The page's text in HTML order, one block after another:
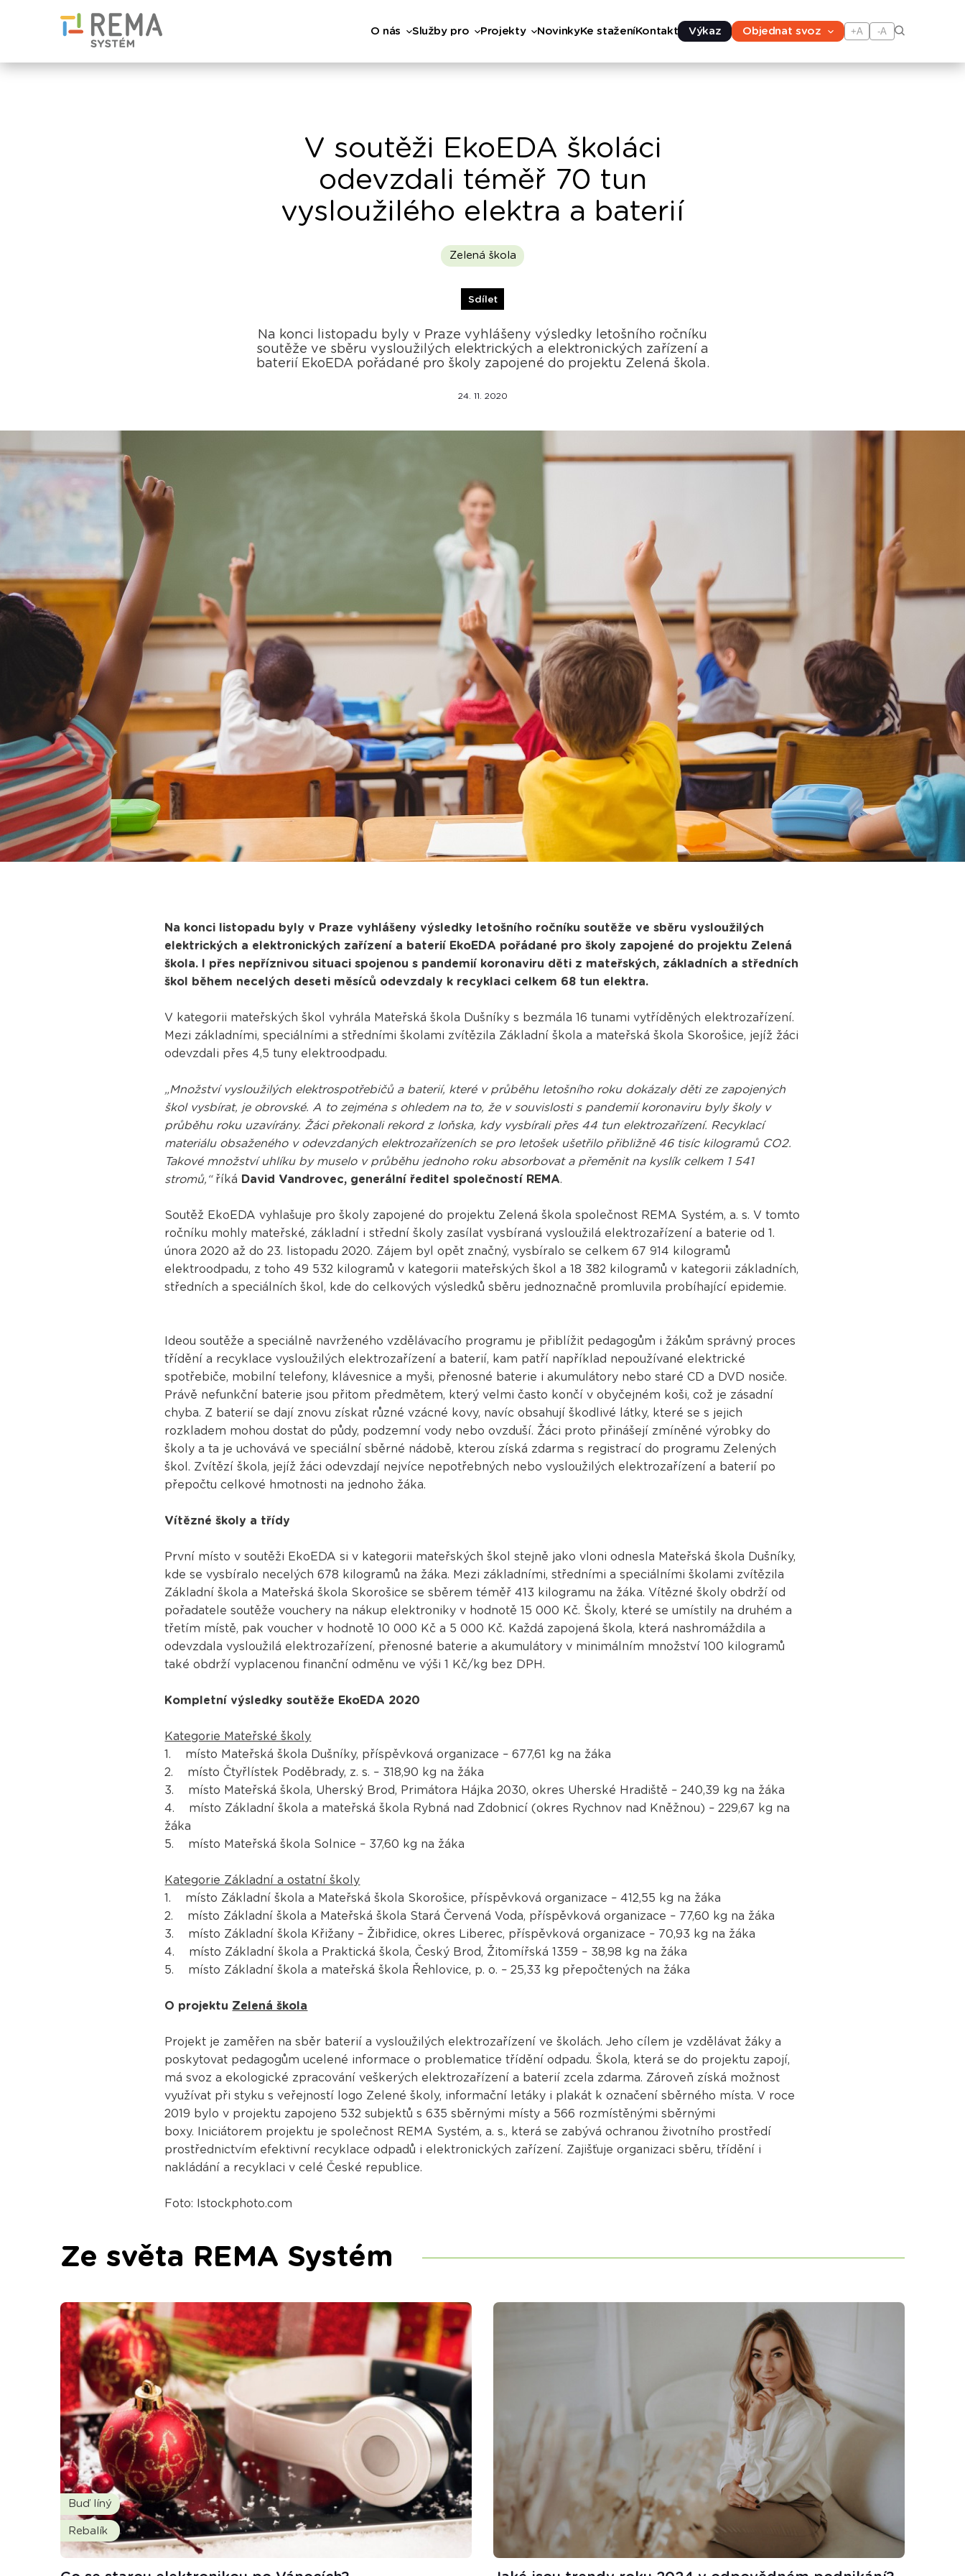
O nás Služby pro Projekty NovinkyKe staženíKontakt Výkaz Objednat svoz +A -A
V soutěži EkoEDA školáci
odevzdali téměř 70 tun
vysloužilého elektra a baterií
Zelená škola
Sdílet
Na konci listopadu byly v Praze vyhlášeny výsledky letošního ročníku
soutěže ve sběru vysloužilých elektrických a elektronických zařízení a
baterií EkoEDA pořádané pro školy zapojené do projektu Zelená škola.
24. 11. 2020
Na konci listopadu byly v Praze vyhlášeny výsledky letošního ročníku soutěže ve sběru vysloužilých
elektrických a elektronických zařízení a baterií EkoEDA pořádané pro školy zapojené do projektu Zelená
škola. I přes nepříznivou situaci spojenou s pandemií koronaviru děti z mateřských, základních a středních
škol během necelých deseti měsíců odevzdaly k recyklaci celkem 68 tun elektra.
V kategorii mateřských škol vyhrála Mateřská škola Dušníky s bezmála 16 tunami vytříděných elektrozařízení.
Mezi základními, speciálními a středními školami zvítězila Základní škola a mateřská škola Skorošice, jejíž žáci
odevzdali přes 4,5 tuny elektroodpadu.
„Množství vysloužilých elektrospotřebičů a baterií, které v průběhu letošního roku dokázaly děti ze zapojených
škol vysbírat, je obrovské. A to zejména s ohledem na to, že v souvislosti s pandemií koronaviru byly školy v
průběhu roku uzavírány. Žáci překonali rekord z loňska, kdy vysbírali přes 44 tun elektrozařízení. Recyklací
materiálu obsaženého v odevzdaných elektrozařízeních se pro letošek ušetřilo přibližně 46 tisíc kilogramů CO2.
Takové množství uhlíku by muselo v průběhu jednoho roku absorbovat a přeměnit na kyslík celkem 1 541
stromů,“říká David Vandrovec, generální ředitel společností REMA.
Soutěž EkoEDA vyhlašuje pro školy zapojené do projektu Zelená škola společnost REMA Systém, a. s. V tomto
ročníku mohly mateřské, základní i střední školy zasílat vysbíraná vysloužilá elektrozařízení a baterie od 1.
února 2020 až do 23. listopadu 2020. Zájem byl opět značný, vysbíralo se celkem 67 914 kilogramů
elektroodpadu, z toho 49 532 kilogramů v kategorii mateřských škol a 18 382 kilogramů v kategorii základních,
středních a speciálních škol, kde do celkových výsledků sběru jednoznačně promluvila probíhající epidemie.
Ideou soutěže a speciálně navrženého vzdělávacího programu je přiblížit pedagogům i žákům správný proces
třídění a recyklace vysloužilých elektrozařízení a baterií, kam patří například nepoužívané elektrické
spotřebiče, mobilní telefony, klávesnice a myši, přenosné baterie i akumulátory nebo staré CD a DVD nosiče.
Právě nefunkční baterie jsou přitom předmětem, který velmi často končí v obyčejném koši, což je zásadní
chyba. Z baterií se dají znovu získat různé vzácné kovy, navíc obsahují škodlivé látky, které se s jejich
rozkladem mohou dostat do půdy, podzemní vody nebo ovzduší. Žáci proto přinášejí zmíněné výrobky do
školy a ta je uchovává ve speciální sběrné nádobě, kterou získá zdarma s registrací do programu Zelených
škol. Zvítězí škola, jejíž žáci odevzdají nejvíce nepotřebných nebo vysloužilých elektrozařízení a baterií po
přepočtu celkové hmotnosti na jednoho žáka.
Vítězné školy a třídy
První místo v soutěži EkoEDA si v kategorii mateřských škol stejně jako vloni odnesla Mateřská škola Dušníky,
kde se vysbíralo necelých 678 kilogramů na žáka. Mezi základními, středními a speciálními školami zvítězila
Základní škola a Mateřská škola Skorošice se sběrem téměř 413 kilogramu na žáka. Vítězné školy obdrží od
pořadatele soutěže vouchery na nákup elektroniky v hodnotě 15 000 Kč. Školy, které se umístily na druhém a
třetím místě, pak voucher v hodnotě 10 000 Kč a 5 000 Kč. Každá zapojená škola, která nashromáždila a
odevzdala vysloužilá elektrozařízení, přenosné baterie a akumulátory v minimálním množství 100 kilogramů
také obdrží vyplacenou finanční odměnu ve výši 1 Kč/kg bez DPH.
Kompletní výsledky soutěže EkoEDA 2020
Kategorie Mateřské školy
1. místo Mateřská škola Dušníky, příspěvková organizace – 677,61 kg na žáka
2. místo Čtyřlístek Poděbrady, z. s. – 318,90 kg na žáka
3. místo Mateřská škola, Uherský Brod, Primátora Hájka 2030, okres Uherské Hradiště – 240,39 kg na žáka
4. místo Základní škola a mateřská škola Rybná nad Zdobnicí (okres Rychnov nad Kněžnou) – 229,67 kg na
žáka
5. místo Mateřská škola Solnice – 37,60 kg na žáka
Kategorie Základní a ostatní školy
1. místo Základní škola a Mateřská škola Skorošice, příspěvková organizace – 412,55 kg na žáka
2. místo Základní škola a Mateřská škola Stará Červená Voda, příspěvková organizace – 77,60 kg na žáka
3. místo Základní škola Křižany – Žibřidice, okres Liberec, příspěvková organizace – 70,93 kg na žáka
4. místo Základní škola a Praktická škola, Český Brod, Žitomířská 1359 – 38,98 kg na žáka
5. místo Základní škola a mateřská škola Řehlovice, p. o. – 25,33 kg přepočtených na žáka
O projektu Zelená škola
Projekt je zaměřen na sběr baterií a vysloužilých elektrozařízení ve školách. Jeho cílem je vzdělávat žáky a
poskytovat pedagogům ucelené informace o problematice třídění odpadu. Škola, která se do projektu zapojí,
má svoz a ekologické zpracování veškerých elektrozařízení a baterií zcela zdarma. Zároveň získá možnost
využívat při styku s veřejností logo Zelené školy, informační letáky i plakát k označení sběrného místa. V roce
2019 bylo v projektu zapojeno 532 subjektů s 635 sběrnými místy a 566 rozmístěnými sběrnými
boxy. Iniciátorem projektu je společnost REMA Systém, a. s., která se zabývá ochranou životního prostředí
prostřednictvím efektivní recyklace odpadů i elektronických zařízení. Zajišťuje organizaci sběru, třídění i
nakládání a recyklaci v celé České republice.
Foto: Istockphoto.com
Ze světa REMA Systém
Buď líný
Rebalík